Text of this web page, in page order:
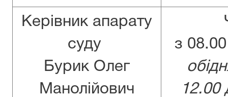
Керівник апарату
суду
Бурик Олег
Манолійович
з
12.00